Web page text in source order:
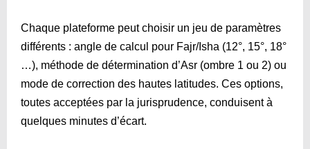
Chaque plateforme peut choisir un jeu de paramètres
différents : angle de calcul pour Fajr/Isha (12°, 15°, 18°
…), méthode de détermination d’Asr (ombre 1 ou 2) ou
mode de correction des hautes latitudes. Ces options,
toutes acceptées par la jurisprudence, conduisent à
quelques minutes d’écart.